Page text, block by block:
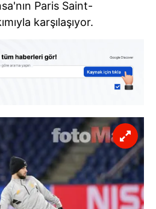
Paris Saint-
karşılaşıyor.